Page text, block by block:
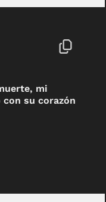
mi
su corazón